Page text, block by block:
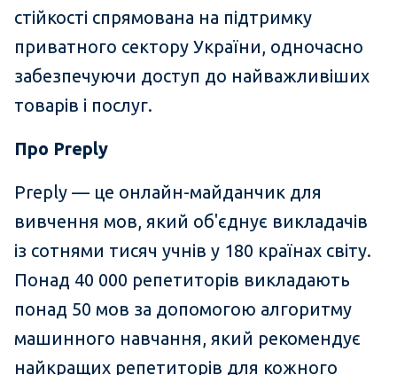
стійкості спрямована на підтримку
приватного сектору України, одночасно
забезпечуючи доступ до найважливіших
товарів і послуг.
Про Preply
Preply — це онлайн-майданчик для
вивчення мов, який об'єднує викладачів
із сотнями тисяч учнів у 180 країнах світу.
Понад 40 000 репетиторів викладають
понад 50 мов за допомогою алгоритму
машинного навчання, який рекомендує
найкращих репетиторів для кожного